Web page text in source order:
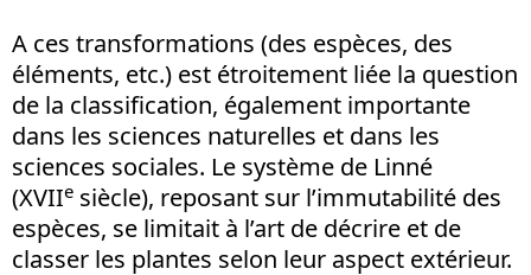
A ces transformations (des espèces, des
éléments, etc.) est étroitement liée la question
de la classification, également importante
dans les sciences naturelles et dans les
sciences sociales. Le système de Linné
(XVIIe siècle), reposant sur l’immutabilité des
espèces, se limitait à l’art de décrire et de
classer les plantes selon leur aspect extérieur.